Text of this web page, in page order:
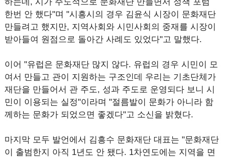
한번 안 했다"며 "시흥시의 경우 김윤식 시장이 문화재단
만들려고 했지만, 지역사회와 시민사회의 중재를 시장이
받아들여 원점으로 돌아간 사례도 있었다"고 말했다.
이어 "유럽은 문화재단 많지 않다. 유럽의 경우 시민이 모
여서 만들고 관이 지원하는 구조인데 우리는 기초단체가
재단을 만들어서 관 주도, 성과 주도로 운영되다 보니 시
민이 이용되는 실정"이라며 "절름발이 문화가 아니라 함
께하는 문화가 되었으면 좋겠다"고 소신을 밝혔다.
마지막 모두 발언에서 김흥수 문화재단 대표는 "문화재단
이 출범한지 아직 1년도 안 됐다. 1차연도에는 지역을 면